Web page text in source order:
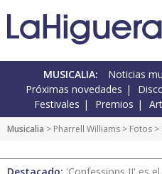
MUSICALIA: Noticias
Próximas novedades
Festivales
Premios
Musicalia > Pharrell Williams > Fotos >